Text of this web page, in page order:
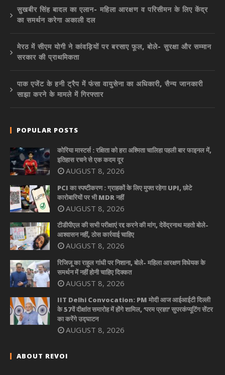
सुखबीर सिंह बादल का एलान- महिला आरक्षण व परिसीमन के लिए केंद्र
का समर्थन करेगा अकाली दल
मेरठ में सीएम योगी ने कांवड़ियों पर बरसाए फूल, बोले- सुरक्षा और सम्मान
सरकार की प्राथमिकता
पाक एजेंट के हनी ट्रैप में फंसा वायुसेना का अधिकारी, सैन्य जानकारी
साझा करने के मामले में गिरफ्तार
POPULAR POSTS
कोरिया मास्टर्स : रक्षिता को हरा अश्मिता चालिहा पहली बार फाइनल में,
इतिहास रचने से एक कदम दूर
AUGUST 8, 2026
PCI का स्पष्टीकरण : ग्राहकों के लिए मुफ्त रहेगा UPI, छोटे
कारोबारियों पर भी MDR नहीं
AUGUST 8, 2026
टीडीपीएल की सभी परीक्षाएं रद्द करने की मांग, देवेंद्रनाथ महतो बोले-
आश्वासन नहीं, ठोस कार्रवाई चाहिए
AUGUST 8, 2026
रिजिजू का राहुल गांधी पर निशाना, बोले- महिला आरक्षण विधेयक के
समर्थन में नहीं होनी चाहिए दिक्कत
AUGUST 8, 2026
IIT Delhi Convocation: PM मोदी आज आईआईटी दिल्ली
के 57वें दीक्षांत समारोह में होंगे शामिल, ‘परम प्रज्ञा’ सुपरकंप्यूटिंग सेंटर
का करेंगे उद्घाटन
AUGUST 8, 2026
ABOUT REVOI